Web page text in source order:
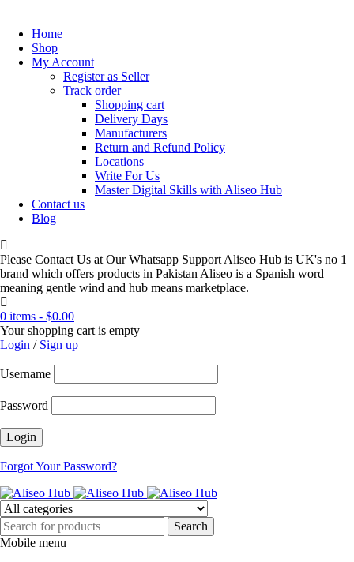
Home
Shop
My Account
Register as Seller
Track order
Shopping cart
Delivery Days
Manufacturers
Return and Refund Policy
Locations
Write For Us
Master Digital Skills with Aliseo Hub
Contact us
Blog
Please Contact Us at Our Whatsapp Support Aliseo Hub is UK's no 1
brand which offers products in Pakistan Aliseo is a Spanish word
meaning gentle wind and hub means marketplace.
0 items - $0.00
Your shopping cart is empty
Login / Sign up
Username
Password
Forgot Your Password?
Mobile menu